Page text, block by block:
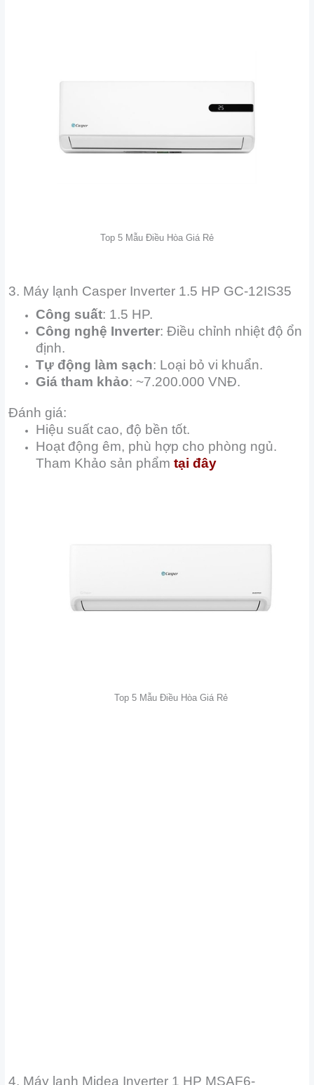
Top 5 Mẫu Điều Hòa Giá Rẻ
3. Máy lạnh Casper Inverter 1.5 HP GC-12IS35
Công suất: 1.5 HP.
Công nghệ Inverter: Điều chỉnh nhiệt độ ổn
định.
Tự động làm sạch: Loại bỏ vi khuẩn.
Giá tham khảo: ~7.200.000 VNĐ.
Đánh giá:
Hiệu suất cao, độ bền tốt.
Hoạt động êm, phù hợp cho phòng ngủ.
Tham Khảo sản phẩmtại đây
Top 5 Mẫu Điều Hòa Giá Rẻ
4. Máy lạnh Midea Inverter 1 HP MSAF6-